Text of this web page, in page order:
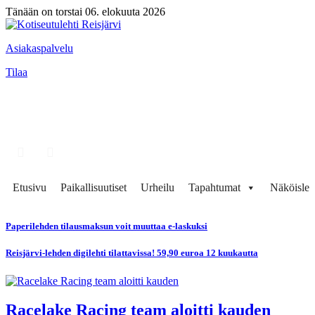
Tänään on torstai 06. elokuuta 2026
Asiakaspalvelu
Tilaa
Etusivu Paikallisuutiset Urheilu Tapahtumat
Paperilehden tilausmaksun voit muuttaa e-laskuksi
Reisjärvi-lehden digilehti tilattavissa! 59,90 euroa 12 kuukautta
Racelake Racing team aloitti kauden